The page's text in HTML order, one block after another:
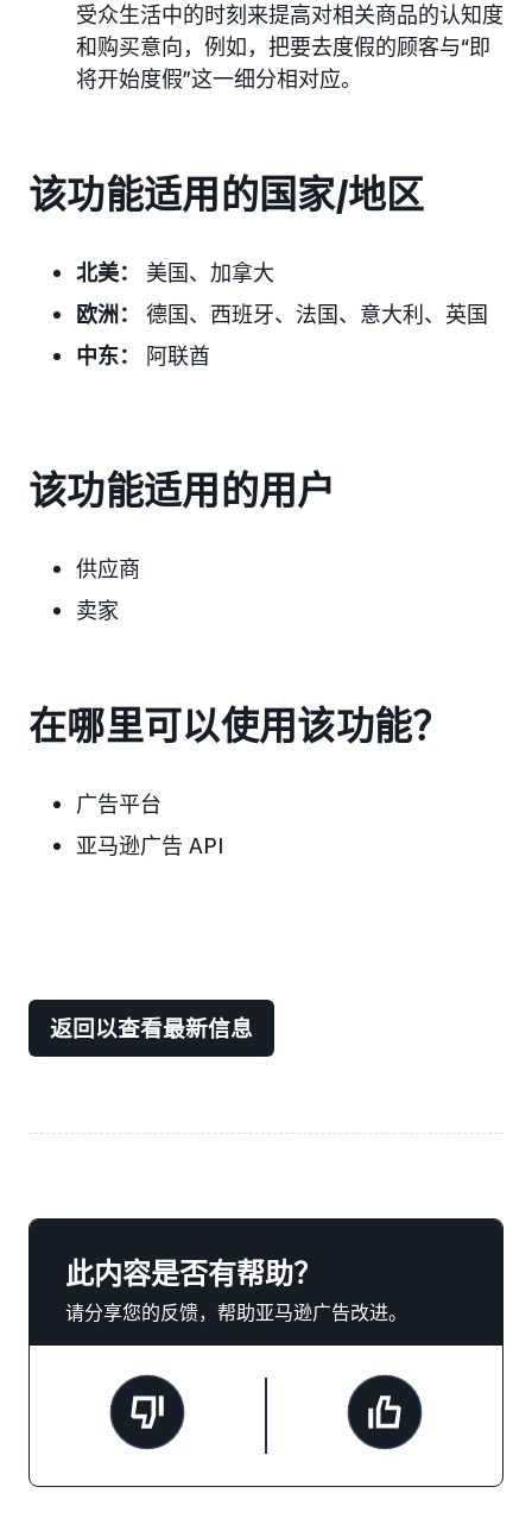
受众生活中的时刻来提高对相关商品的认知度
和购买意向，例如，把要去度假的顾客与“即
将开始度假”这一细分相对应。
该功能适用的国家/地区
北美：
美国、加拿大
欧洲：
德国、西班牙、法国、意大利、英国
中东：
阿联酋
该功能适用的用户
供应商
卖家
在哪里可以使用该功能？
广告平台
亚马逊广告 API
返回以查看最新信息
此内容是否有帮助？
请分享您的反馈，帮助亚马逊广告改进。